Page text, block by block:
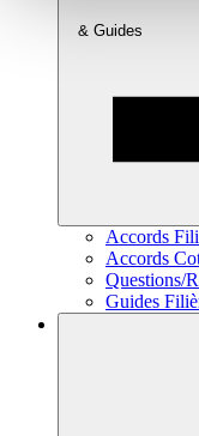
& Guides
Accords
Accords
Questions/
Guides